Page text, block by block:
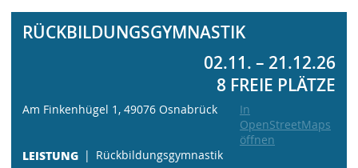
RÜCKBILDUNGSGYMNASTIK
02.11. – 21.12.26
8 FREIE PLÄTZE
Am Finkenhügel 1, 49076 Osnabrück
In
OpenStreetMaps
öffnen
LEISTUNG
Rückbildungsgymnastik